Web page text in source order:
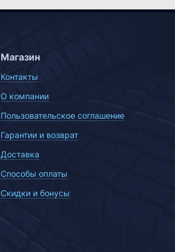
Магазин
Контакты
О компании
Пользовательское соглашение
Гарантии и возврат
Доставка
Способы оплаты
Скидки и бонусы